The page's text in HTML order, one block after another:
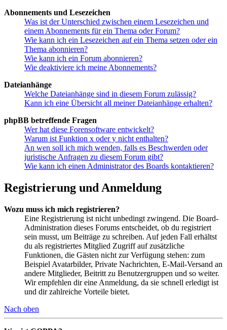
Abonnements und Lesezeichen
Was ist der Unterschied zwischen einem Lesezeichen und
einem Abonnements für ein Thema oder Forum?
Wie kann ich ein Lesezeichen auf ein Thema setzen oder ein
Thema abonnieren?
Wie kann ich ein Forum abonnieren?
Wie deaktiviere ich meine Abonnements?
Dateianhänge
Welche Dateianhänge sind in diesem Forum zulässig?
Kann ich eine Übersicht all meiner Dateianhänge erhalten?
phpBB betreffende Fragen
Wer hat diese Forensoftware entwickelt?
Warum ist Funktion x oder y nicht enthalten?
An wen soll ich mich wenden, falls es Beschwerden oder
juristische Anfragen zu diesem Forum gibt?
Wie kann ich einen Administrator des Boards kontaktieren?
Registrierung und Anmeldung
Wozu muss ich mich registrieren?
Eine Registrierung ist nicht unbedingt zwingend. Die Board-
Administration dieses Forums entscheidet, ob du registriert
sein musst, um Beiträge zu schreiben. Auf jeden Fall erhältst
du als registriertes Mitglied Zugriff auf zusätzliche
Funktionen, die Gästen nicht zur Verfügung stehen: zum
Beispiel Avatarbilder, Private Nachrichten, E-Mail-Versand an
andere Mitglieder, Beitritt zu Benutzergruppen und so weiter.
Wir empfehlen dir eine Anmeldung, da sie schnell erledigt ist
und dir zahlreiche Vorteile bietet.
Nach oben